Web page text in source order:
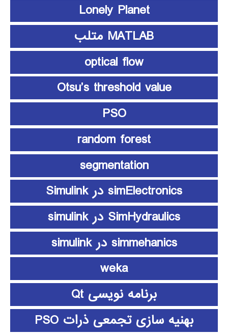
Lonely Planet
MATLAB متلب
optical flow
Otsu’s threshold value
PSO
random forest
segmentation
simElectronics در Simulink
SimHydraulics در simulink
simmehanics در simulink
weka
برنامه نویسی Qt
بهنیه سازی تجمعی ذرات PSO